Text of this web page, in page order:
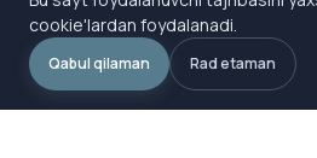
cookie'lardan foydalanadi.
Qabul qilaman Rad etaman